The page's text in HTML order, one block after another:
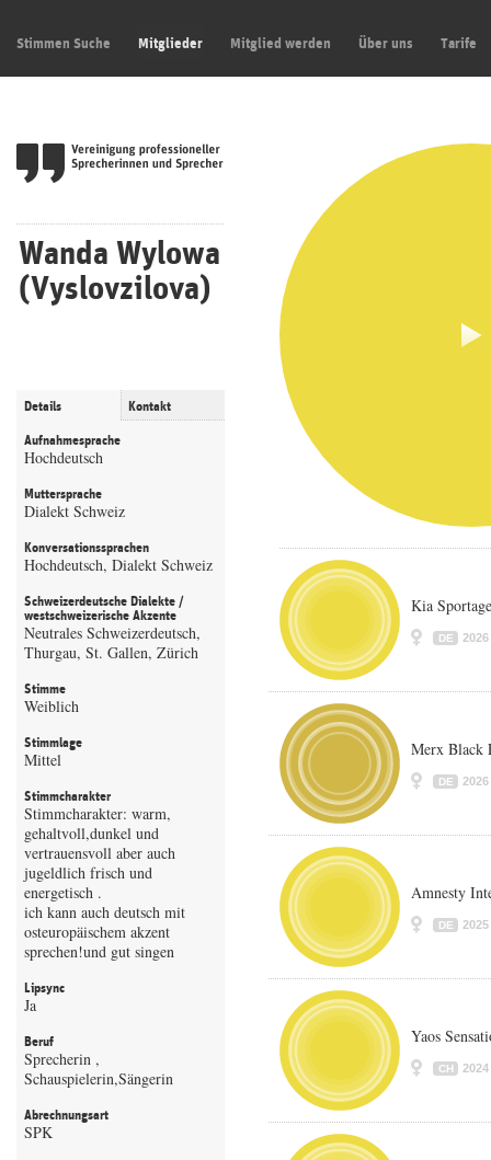
Stimmen Suche Mitglieder Mitglied werden Über uns Tarife
Wanda Wylowa
(Vyslovzilova)
Details Kontakt
Aufnahmesprache
Hochdeutsch
Muttersprache
Dialekt Schweiz
Konversationssprachen
Hochdeutsch, Dialekt Schweiz
Schweizerdeutsche Dialekte /
westschweizerische Akzente
Neutrales Schweizerdeutsch,
Thurgau, St. Gallen, Zürich
Stimme
Weiblich
Stimmlage
Mittel
Stimmcharakter
Stimmcharakter: warm,
gehaltvoll,dunkel und
vertrauensvoll aber auch
jugeldlich frisch und
energetisch .
ich kann auch deutsch mit
osteuropäischem akzent
sprechen!und gut singen
Lipsync
Ja
Beruf
Sprecherin ,
Schauspielerin,Sängerin
Abrechnungsart
SPK
Kia Sportage
DE 2026
Merx Black
DE 2026
Amnesty
DE 2025
Yaos
CH 2024